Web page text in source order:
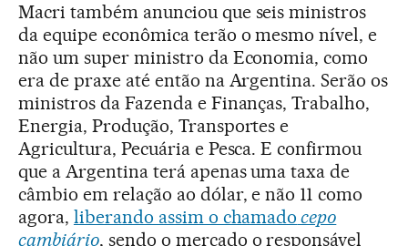
Macri também anunciou que seis ministros
da equipe econômica terão o mesmo nível, e
não um super ministro da Economia, como
era de praxe até então na Argentina. Serão os
ministros da Fazenda e Finanças, Trabalho,
Energia, Produção, Transportes e
Agricultura, Pecuária e Pesca. E confirmou
que a Argentina terá apenas uma taxa de
câmbio em relação ao dólar, e não 11 como
agora, liberando assim o chamado cepo
cambiário, sendo o mercado o responsável